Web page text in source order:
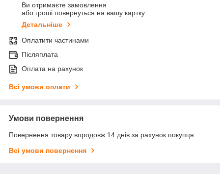
Ви отримаєте замовлення
або гроші повернуться на вашу картку
Детальніше
Оплатити частинами
Післяплата
Оплата на рахунок
Всі умови оплати
Умови повернення
Повернення товару впродовж 14 днів за рахунок покупця
Всі умови повернення